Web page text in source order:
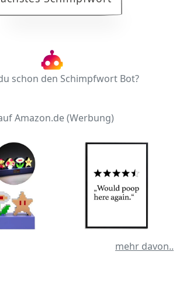
schon den Schimpfwort Bot?
Amazon.de (Werbung)
mehr davon..